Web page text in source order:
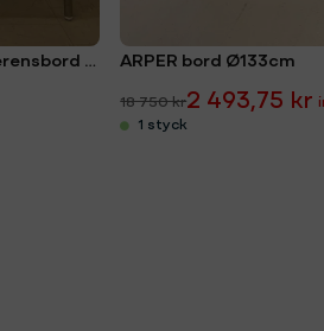
MATERIA Silent Whisper konferensbord 120x120cm ARPER bord Ø133cm
18 750 kr2 493,75 kr
1 styck